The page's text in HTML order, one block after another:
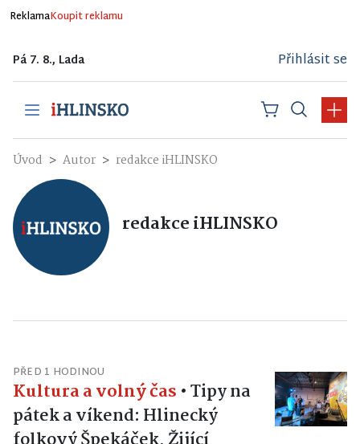
ReklamaKoupit reklamu
Pá 7. 8., Lada Přihlásit se
Úvod Autor redakce iHLINSKO
redakce iHLINSKO
PŘED 1 HODINOU
Kultura a volný čas •Tipy na
pátek a víkend: Hlinecký